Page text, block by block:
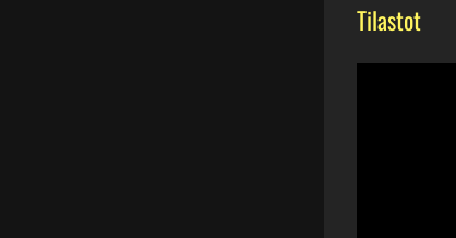
Tilastot